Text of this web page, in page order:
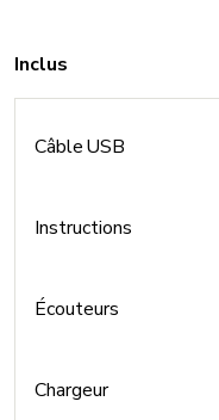
Inclus
Câble USB
Instructions
Écouteurs
Chargeur